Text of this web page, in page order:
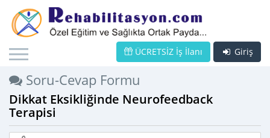
Giriş
ÜCRETSİZ İş İlanı
Soru-Cevap Formu
Dikkat Eksikliğinde Neurofeedback
Terapisi